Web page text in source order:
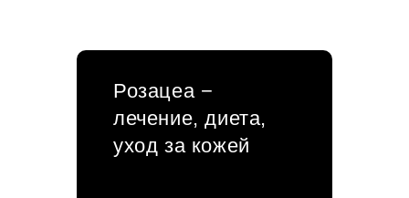
Розацеа −
лечение, диета,
уход за кожей